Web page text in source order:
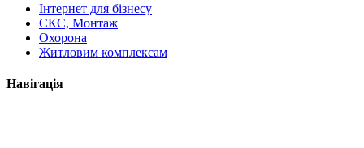
Інтернет для бізнесу
СКС, Монтаж
Охорона
Житловим комплексам
Навігація